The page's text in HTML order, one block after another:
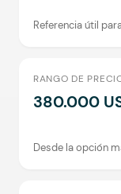
Referencia útil
RANGO DE
380.000
Desde la opción